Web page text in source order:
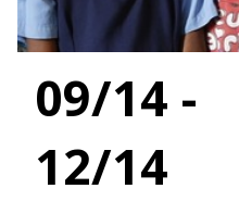
09/14 -
12/14